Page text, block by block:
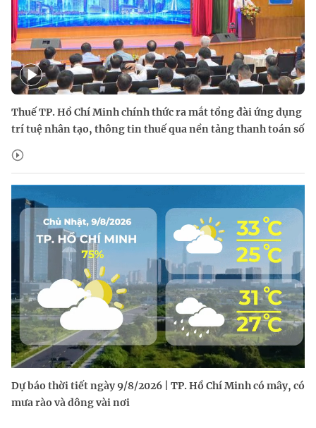
Thuế TP. Hồ Chí Minh chính thức ra mắt tổng đài ứng dụng
trí tuệ nhân tạo, thông tin thuế qua nền tảng thanh toán số
Dự báo thời tiết ngày 9/8/2026 | TP. Hồ Chí Minh có mây, có
mưa rào và dông vài nơi